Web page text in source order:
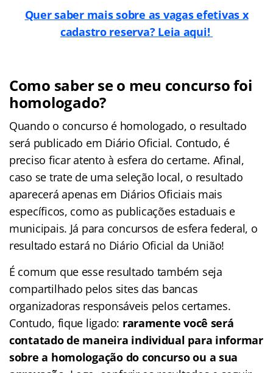
Quer saber mais sobre as vagas efetivas x
cadastro reserva? Leia aqui!
Como saber se o meu concurso foi
homologado?
Quando o concurso é homologado, o resultado
será publicado em Diário Oficial. Contudo, é
preciso ficar atento à esfera do certame. Afinal,
caso se trate de uma seleção local, o resultado
aparecerá apenas em Diários Oficiais mais
específicos, como as publicações estaduais e
municipais. Já para concursos de esfera federal, o
resultado estará no Diário Oficial da União!
É comum que esse resultado também seja
compartilhado pelos sites das bancas
organizadoras responsáveis pelos certames.
Contudo, fique ligado: raramente você será
contatado de maneira individual para informar
sobre a homologação do concurso ou a sua